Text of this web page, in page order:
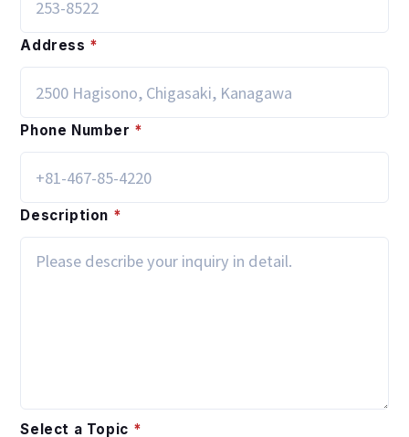
Address *
Phone Number *
Description *
Select a Topic *